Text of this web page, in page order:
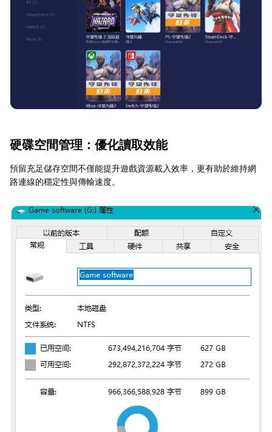
硬碟空間管理：優化讀取效能
預留充足儲存空間不僅能提升遊戲資源載入效率，更有助於維持網
路連線的穩定性與傳輸速度。